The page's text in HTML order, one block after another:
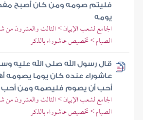
فليتم صومه ومن كان أصبح
يومه
الجامع لشعب الإيمان > الثالث والعشرون من
الصيام > تخصيص عاشوراء بالذكر
قال رسول الله صلى الله عليه
عاشوراء عنده كان يوما يصومه
أحب أن يصوم فليصمه ومن أحب
الجامع لشعب الإيمان > الثالث والعشرون من
الصيام > تخصيص عاشوراء بالذكر